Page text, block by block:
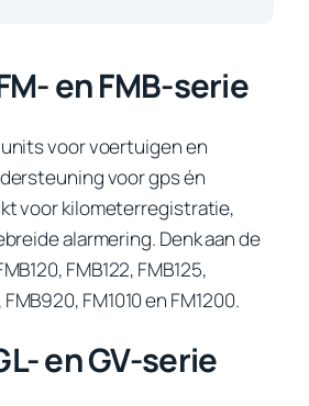
en FMB-serie
voor voertuigen en
voor gps én
voor kilometerregistratie,
alarmering. Denk aan de
FMB122, FMB125,
FM1010 en FM1200.
en GV-serie